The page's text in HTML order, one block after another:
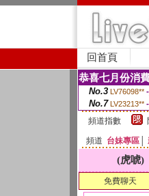
回首頁
恭喜七月份消
No.3 LV76098**
No.7 LV23213**
頻道指數
頻道 台妹專區
(虎唬)
免費聊天